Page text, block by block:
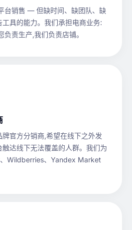
台销售 — 但缺时间、缺团队、缺
具的能力。我们承担电商业务:
责生产,我们负责店铺。
官方分销商,希望在线下之外发
达线下无法覆盖的人群。我们为
Wildberries、Yandex Market